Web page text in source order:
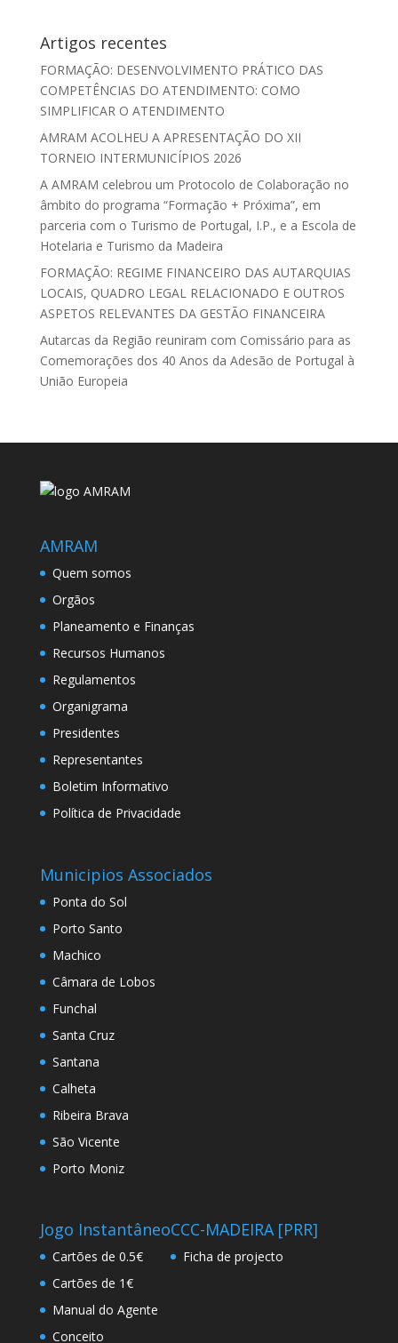
Artigos recentes
FORMAÇÃO: DESENVOLVIMENTO PRÁTICO DAS
COMPETÊNCIAS DO ATENDIMENTO: COMO
SIMPLIFICAR O ATENDIMENTO
AMRAM ACOLHEU A APRESENTAÇÃO DO XII
TORNEIO INTERMUNICÍPIOS 2026
A AMRAM celebrou um Protocolo de Colaboração no
âmbito do programa “Formação + Próxima”, em
parceria com o Turismo de Portugal, I.P., e a Escola de
Hotelaria e Turismo da Madeira
FORMAÇÃO: REGIME FINANCEIRO DAS AUTARQUIAS
LOCAIS, QUADRO LEGAL RELACIONADO E OUTROS
ASPETOS RELEVANTES DA GESTÃO FINANCEIRA
Autarcas da Região reuniram com Comissário para as
Comemorações dos 40 Anos da Adesão de Portugal à
União Europeia
AMRAM
Quem somos
Orgãos
Planeamento e Finanças
Recursos Humanos
Regulamentos
Organigrama
Presidentes
Representantes
Boletim Informativo
Política de Privacidade
Municipios Associados
Ponta do Sol
Porto Santo
Machico
Câmara de Lobos
Funchal
Santa Cruz
Santana
Calheta
Ribeira Brava
São Vicente
Porto Moniz
Jogo Instantâneo
Cartões de 0.5€
Cartões de 1€
Manual do Agente
Conceito
CCC-MADEIRA [PRR]
Ficha de projecto